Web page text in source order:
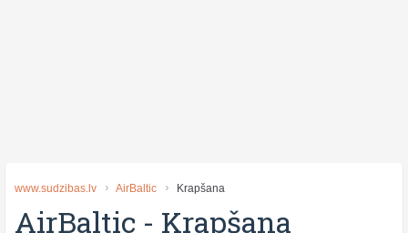
www.sudzibas.lv AirBaltic Krapšana
AirBaltic - Krapšana